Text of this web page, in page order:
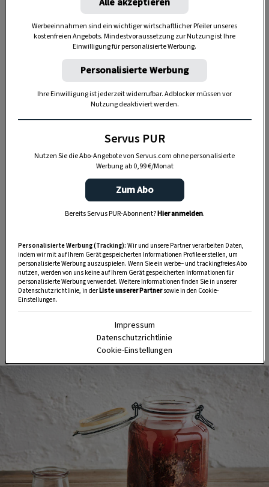
braucht es nicht.
„Servus Garten“ auf WhatsApp
dem Balkon, der Terrasse oder im Garten zu werkeln? In
unserem kostenlosen WhatsApp-Kanal finden Sie täglich
Tipps und Tricks für Garten, Terrasse, Balkon- und
Zimmerpflanzen.
HIER MEHR ERFAHREN
Werbeeinnahmen sind ein wichtiger wirtschaftlicher Pfeiler unseres
kostenfreien Angebots. Mindestvoraussetzung zur Nutzung ist Ihre
Einwilligung für personalisierte Werbung.
Personalisierte Werbung
Ihre Einwilligung ist jederzeit widerrufbar. Adblocker müssen vor
Nutzung deaktiviert werden.
Servus PUR
Nutzen Sie die Abo-Angebote von Servus.com ohne personalisierte
Werbung ab 0,99 €/Monat
Zum Abo
Bereits Servus PUR-Abonnent?Hier anmelden.
Personalisierte Werbung (Tracking): Wir und unsere Partner verarbeiten Daten,
indem wir mit auf Ihrem Gerät gespeicherten Informationen Profile erstellen, um
personalisierte Werbung auszuspielen. Wenn Sie ein werbe– und trackingfreies Abo
nutzen, werden von uns keine auf Ihrem Gerät gespeicherten Informationen für
personalisierte Werbung verwendet. Weitere Informationen finden Sie in unserer
Datenschutzrichtlinie, in derListe unserer Partnersowie in den Cookie-
Einstellungen.
Impressum
Datenschutzrichtlinie
Cookie-Einstellungen